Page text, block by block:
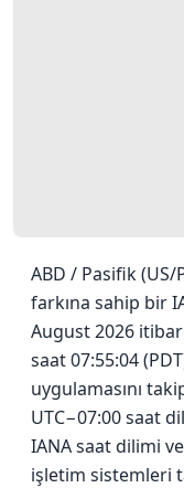
ABD / Pasifik
farkına sahip bir
August 2026
saat 07:55:04
uygulamasını
UTC−07:00 saat
IANA saat dilimi
işletim sistemleri